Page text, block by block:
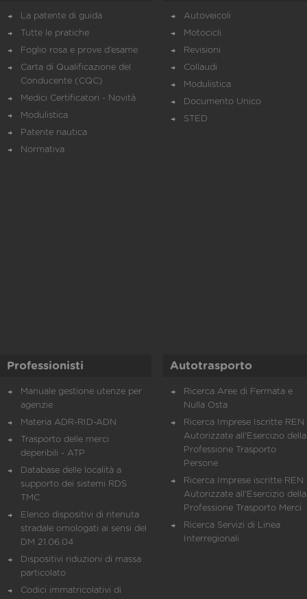
La patente di guida
Tutte le pratiche
Foglio rosa e prove d’esame
Carta di Qualificazione del
Conducente (CQC)
Medici Certificatori - Novità
Modulistica
Patente nautica
Normativa
Autoveicoli
Motocicli
Revisioni
Collaudi
Modulistica
Documento Unico
STED
Professionisti
Manuale gestione utenze per
agenzie
Materia ADR-RID-ADN
Trasporto delle merci
deperibili - ATP
Database delle località a
supporto dei sistemi RDS
TMC
Elenco dispositivi di ritenuta
stradale omologati ai sensi del
DM 21.06.04
Dispositivi riduzioni di massa
particolato
Codici immatricolativi di
Autotrasporto
Ricerca Aree di Fermata e
Nulla Osta
Ricerca Imprese Iscritte REN
Autorizzate all'Esercizio della
Professione Trasporto
Persone
Ricerca Imprese iscritte REN
Autorizzate all'Esercizio della
Professione Trasporto Merci
Ricerca Servizi di Linea
Interregionali